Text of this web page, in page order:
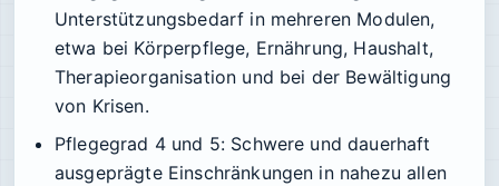
Unterstützungsbedarf in mehreren Modulen,
etwa bei Körperpflege, Ernährung, Haushalt,
Therapieorganisation und bei der Bewältigung
von Krisen.
Pflegegrad 4 und 5: Schwere und dauerhaft
ausgeprägte Einschränkungen in nahezu allen